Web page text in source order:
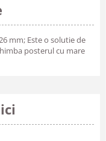
mm; Este o solutie de
posterul cu mare